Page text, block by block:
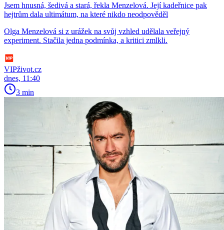
Jsem hnusná, šedivá a stará, řekla Menzelová. Její kadeřnice pak
hejtrům dala ultimátum, na které nikdo neodpověděl
Olga Menzelová si z urážek na svůj vzhled udělala veřejný
experiment. Stačila jedna podmínka, a kritici zmlkli.
VIPživot.cz
dnes, 11:40
3 min